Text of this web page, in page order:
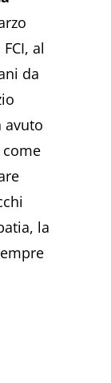
al
da
avuto
la